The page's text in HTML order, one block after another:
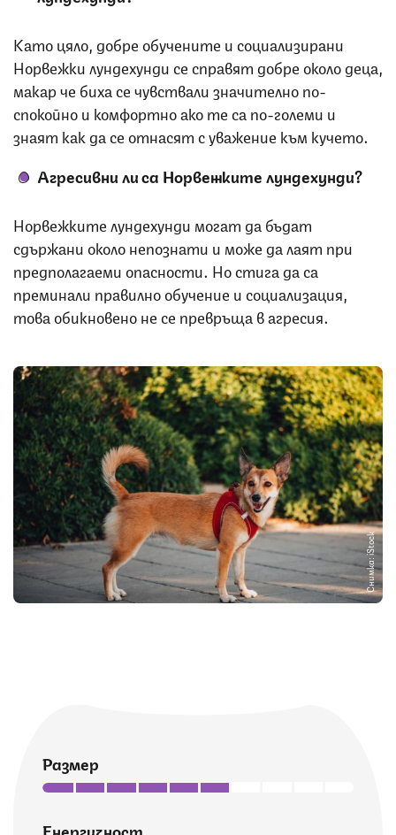
Като цяло, добре обучените и социализирани
Норвежки лундехунди се справят добре около деца,
макар че биха се чувствали значително по-
спокойно и комфортно ако те са по-големи и
знаят как да се отнасят с уважение към кучето.
Агресивни ли са Норвежките лундехунди?
Норвежките лундехунди могат да бъдат
сдържани около непознати и може да лаят при
предполагаеми опасности. Но стига да са
преминали правилно обучение и социализация,
това обикновено не се превръща в агресия.
Снимка: iStock
Размер
Енергичност